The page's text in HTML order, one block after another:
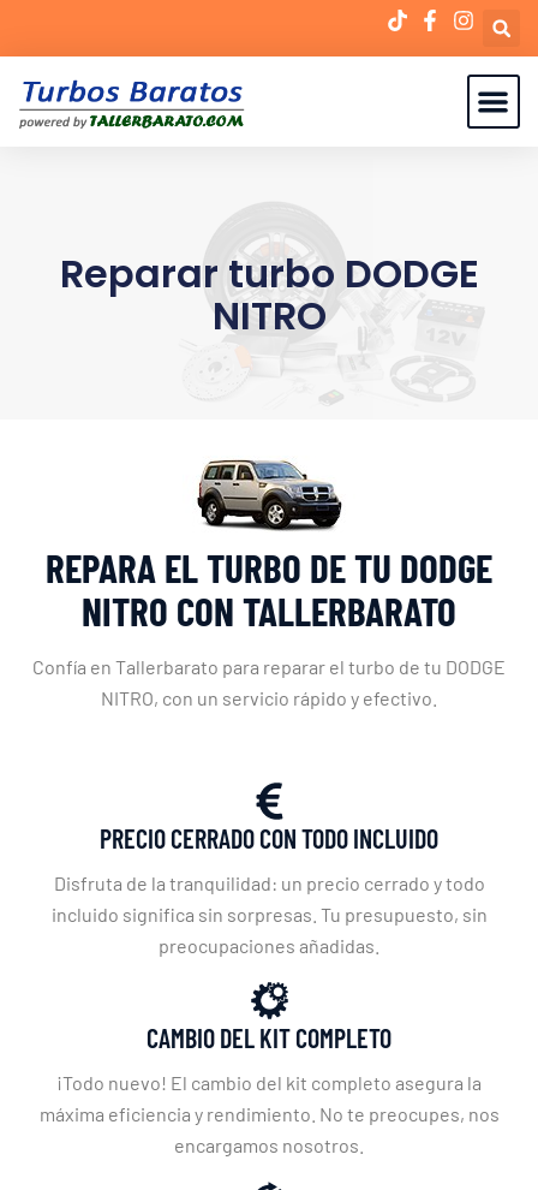
Reparar turbo DODGE
NITRO
REPARA EL TURBO DE TU DODGE
NITRO CON TALLERBARATO
Confía en Tallerbarato para reparar el turbo de tu DODGE
NITRO, con un servicio rápido y efectivo.
PRECIO CERRADO CON TODO INCLUIDO
Disfruta de la tranquilidad: un precio cerrado y todo
incluido significa sin sorpresas. Tu presupuesto, sin
preocupaciones añadidas.
CAMBIO DEL KIT COMPLETO
¡Todo nuevo! El cambio del kit completo asegura la
máxima eficiencia y rendimiento. No te preocupes, nos
encargamos nosotros.